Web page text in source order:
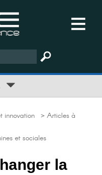
innovation > Articles à
et sociales
la